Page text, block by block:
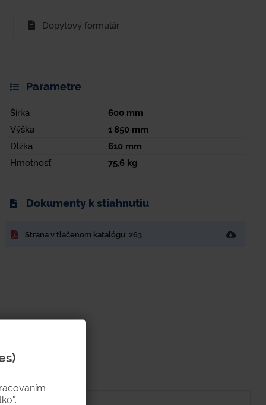
Dopytový formulár
Parametre
Šírka 600 mm
Výška
1 850 mm
Dĺžka
610 mm
Hmotnosť
75,6 kg
Dokumenty k stiahnutiu
Strana v tlačenom katalógu: 263